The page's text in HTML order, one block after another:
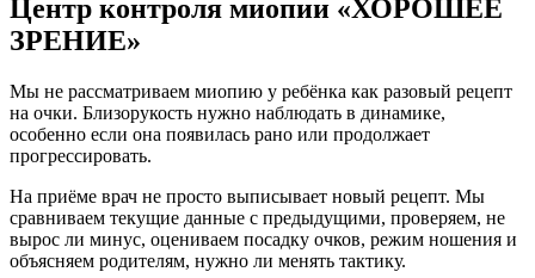
Центр контроля миопии «ХОРОШЕЕ
ЗРЕНИЕ»
Мы не рассматриваем миопию у ребёнка как разовый рецепт
на очки. Близорукость нужно наблюдать в динамике,
особенно если она появилась рано или продолжает
прогрессировать.
На приёме врач не просто выписывает новый рецепт. Мы
сравниваем текущие данные с предыдущими, проверяем, не
вырос ли минус, оцениваем посадку очков, режим ношения и
объясняем родителям, нужно ли менять тактику.